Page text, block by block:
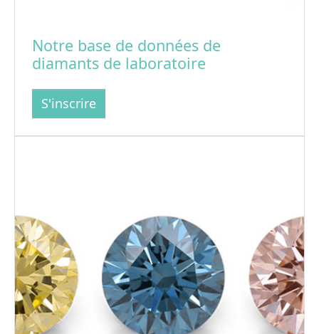
Notre base de données de
diamants de laboratoire
S'inscrire